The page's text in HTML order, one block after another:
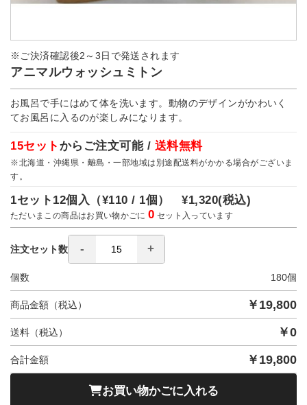
※ご決済確認後2～3日で発送されます
アニマルウォッシュミトン
お風呂で手にはめて体を洗います。動物のデザインがかわいく
てお風呂に入るのが楽しみになります。
15セット からご注文可能 / 送料無料
※北海道・沖縄県・離島・一部地域は別途配送料がかかる場合がございま
す。
1セット12個入（¥110 / 1個）¥1,320(税込)
ただいまこの商品はお買い物かごに0 セット入っています
注文セット数
個数 180個
商品金額（税込） ￥ 19,800
送料（税込） ￥0
合計金額 ￥ 19,800
お買い物かごに入れる